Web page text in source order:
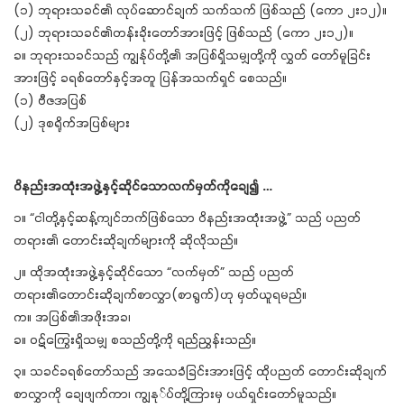
(၁) ဘုရားသခင်၏ လုပ်ဆောင်ချက် သက်သက် ဖြစ်သည် (ကော ၂း၁၂)။
(၂) ဘုရားသခင်၏တန်းခိုးတော်အားဖြင့် ဖြစ်သည် (ကော ၂း၁၂)။
ခ။ ဘုရားသခင်သည် ကျွန်ုပ်တို့၏ အပြစ်ရှိသမျှတို့ကို လွှတ် တော်မူခြင်း
အားဖြင့် ခရစ်တော်နှင့်အတူ ပြန်အသက်ရှင် စေသည်။
(၁) ဗီဇအပြစ်
(၂) ဒုစရိုက်အပြစ်များ
ဝိနည်းအထုံးအဖွဲ့နှင့်ဆိုင်သောလက်မှတ်ကိုချေ၍ …
၁။ “ငါတို့နှင့်ဆန့်ကျင်ဘက်ဖြစ်သော ဝိနည်းအထုံးအဖွဲ့” သည် ပညတ်
တရား၏ တောင်းဆိုချက်များကို ဆိုလိုသည်။
၂။ ထိုအထုံးအဖွဲ့နှင့်ဆိုင်သော “လက်မှတ်” သည် ပညတ်
တရား၏တောင်းဆိုချက်စာလွှာ(စာရွက်)ဟု မှတ်ယူရမည်။
က။ အပြစ်၏အဖိုးအခ၊
ခ။ ဝဋ်ကြွေးရှိသမျှ စသည်တို့ကို ရည်ညွှန်းသည်။
၃။ သခင်ခရစ်တော်သည် အသေခံခြင်းအားဖြင့် ထိုပညတ် တောင်းဆိုချက်
စာလွှာကို ချေဖျက်ကာ၊ ကျွနု်ပ်တို့ကြားမှ ပယ်ရှင်းတော်မူသည်။